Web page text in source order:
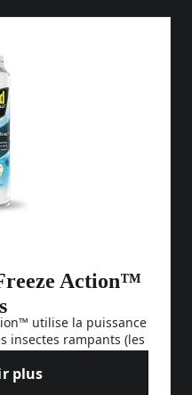
Action™
utilise la puissance
insectes rampants (les
être une véritable
Essentials® Freeze
plus